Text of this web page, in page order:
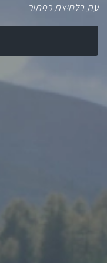
עת בלחיצת כפתור